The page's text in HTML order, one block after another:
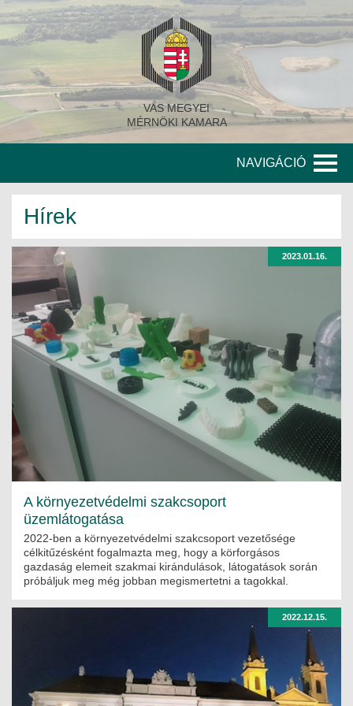
VAS MEGYEI
MÉRNÖKI KAMARA
NAVIGÁCIÓ
SZERVEZETI FELÉPÍTÉS
KITÜNTETETT MÉRNÖKÖK
KORÁBBI TISZTSÉGVISELŐK
MÉRNÖK ELŐDÖK
MŰKÖDÉS
JOGOSULTSÁGOK
IGAZGATÁSI, SZOLGÁLTATÁSI DÍJAK
SZABÁLYZATOK
MŰKÖDÉSI DOKUMENTUMOK
KÖZÉRDEKŰ ADATOK
ELEKTROTECHNIKAI
Hírek
2023.01.16.
A környezetvédelmi szakcsoport
üzemlátogatása
2022-ben a környezetvédelmi szakcsoport vezetősége
célkitűzésként fogalmazta meg, hogy a körforgásos
gazdaság elemeit szakmai kirándulások, látogatások során
próbáljuk meg még jobban megismertetni a tagokkal.
2022.12.15.